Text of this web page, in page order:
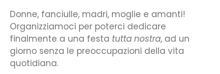
Donne, fanciulle, madri, moglie e amanti!
Organizziamoci per poterci dedicare
finalmente a una festa tutta nostra, ad un
giorno senza le preoccupazioni della vita
quotidiana.